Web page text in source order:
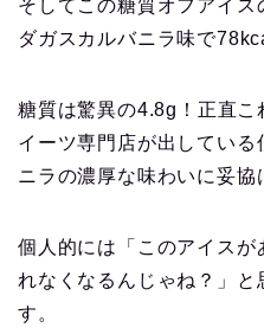
そしてこの糖質オフアイ
ダガスカルバニラ味で
糖質は驚異の4.8g！正直こ
イーツ専門店が出してい
ニラの濃厚な味わいに妥協
個人的には「このアイスが
れなくなるんじゃね？」
す。